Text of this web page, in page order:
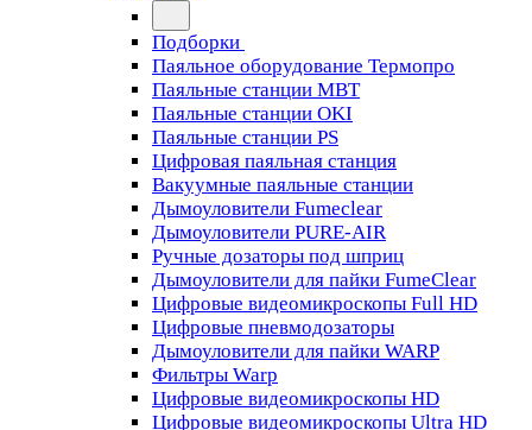
Подборки
Паяльное оборудование Термопро
Паяльные станции MBT
Паяльные станции OKI
Паяльные станции PS
Цифровая паяльная станция
Вакуумные паяльные станции
Дымоуловители Fumeclear
Дымоуловители PURE-AIR
Ручные дозаторы под шприц
Дымоуловители для пайки FumeClear
Цифровые видеомикроскопы Full HD
Цифровые пневмодозаторы
Дымоуловители для пайки WARP
Фильтры Warp
Цифровые видеомикроскопы HD
Цифровые видеомикроскопы Ultra HD